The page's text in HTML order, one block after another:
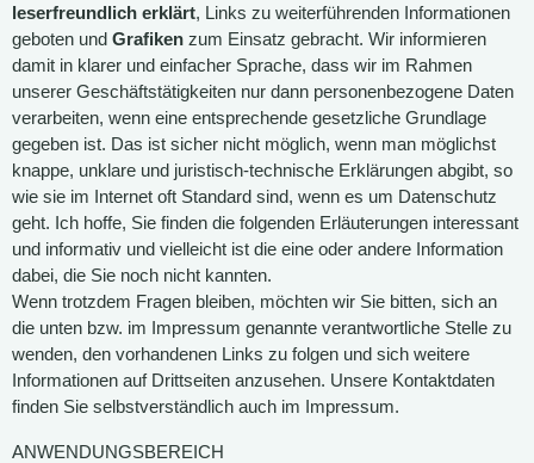
leserfreundlich erklärt, Links zu weiterführenden Informationen
geboten und Grafiken zum Einsatz gebracht. Wir informieren
damit in klarer und einfacher Sprache, dass wir im Rahmen
unserer Geschäftstätigkeiten nur dann personenbezogene Daten
verarbeiten, wenn eine entsprechende gesetzliche Grundlage
gegeben ist. Das ist sicher nicht möglich, wenn man möglichst
knappe, unklare und juristisch-technische Erklärungen abgibt, so
wie sie im Internet oft Standard sind, wenn es um Datenschutz
geht. Ich hoffe, Sie finden die folgenden Erläuterungen interessant
und informativ und vielleicht ist die eine oder andere Information
dabei, die Sie noch nicht kannten.
Wenn trotzdem Fragen bleiben, möchten wir Sie bitten, sich an
die unten bzw. im Impressum genannte verantwortliche Stelle zu
wenden, den vorhandenen Links zu folgen und sich weitere
Informationen auf Drittseiten anzusehen. Unsere Kontaktdaten
finden Sie selbstverständlich auch im Impressum.
ANWENDUNGSBEREICH